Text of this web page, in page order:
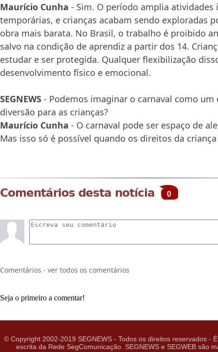
Maurício Cunha - Sim. O período amplia atividades
temporárias, e crianças acabam sendo exploradas
obra mais barata. No Brasil, o trabalho é proibido
salvo na condição de aprendiz a partir dos 14.
estudar e ser protegida. Qualquer flexibilização
desenvolvimento físico e emocional.
SEGNEWS - Podemos imaginar o carnaval como um
diversão para as crianças?
Maurício Cunha - O carnaval pode ser espaço de
Mas isso só é possível quando os direitos da
Comentários desta notícia 0
Comentários - ver todos os comentários
Seja o primeiro a comentar!
© Copyright 2002-2019 SEGNEWS - Todos os direitos reservados
escrita da Rede SegComunicação. SEGNEWS e SEGWEB